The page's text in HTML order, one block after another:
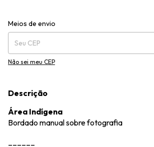
Entregas para o CEP:
Meios de envio
Não sei meu CEP
Descrição
Área Indígena
Bordado manual sobre fotografia